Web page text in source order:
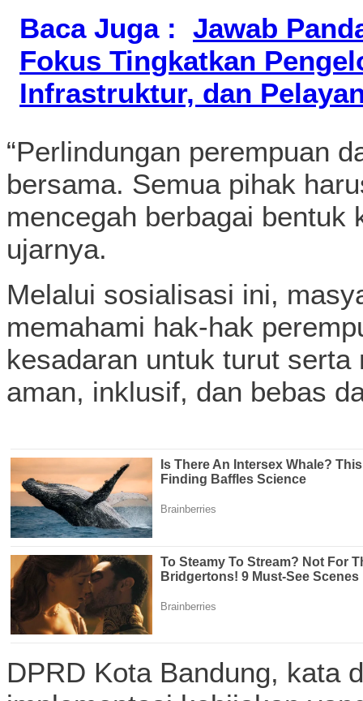
Baca Juga : Jawab
Fokus Tingkatkan
Infrastruktur, dan
“Perlindungan perempuan
bersama. Semua pihak
mencegah berbagai bentuk
ujarnya.
Melalui sosialisasi ini,
memahami hak-hak
kesadaran untuk turut
aman, inklusif, dan bebas
DPRD Kota Bandung, kata